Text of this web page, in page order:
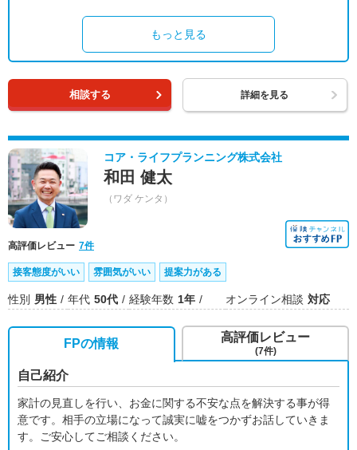
もっと見る
相談する 詳細を見る
コア・ライフプランニング株式会社
和田 健太
（ワダ ケンタ）
高評価レビュー 7件
接客態度がいい 雰囲気がいい 提案力がある
性別 男性 年代 50代 経験年数 1年 オンライン相談 対応
FPの情報
自己紹介
家計の見直しを行い、お金に関する不安な点を解決する事が得
意です。相手の立場になって誠実に嘘をつかずお話していきま
す。ご安心してご相談ください。
高評価レビュー
(7件)